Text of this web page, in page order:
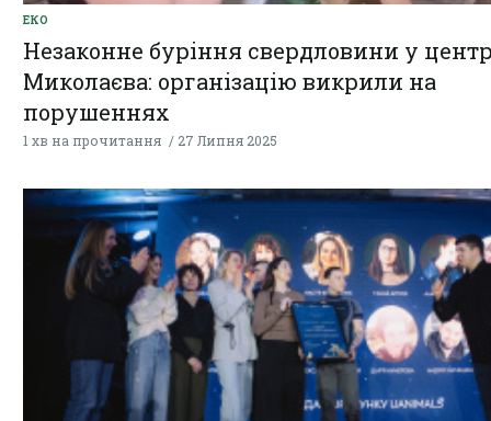
ЕКО
Незаконне буріння свердловини у
Миколаєва: організацію викрили на
порушеннях
1 хв на прочитання 27 Липня 2025